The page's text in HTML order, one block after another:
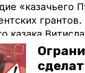
«казачьего
казака
показ